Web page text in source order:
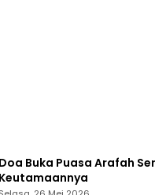
Doa Buka Puasa Arafah
Keutamaannya